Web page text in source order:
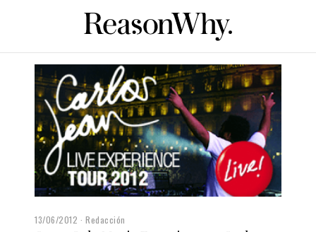
13/06/2012 Redacción